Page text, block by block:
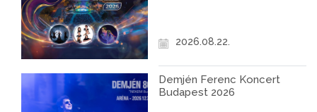
2026.08.22.
Demjén Ferenc Koncert
Budapest 2026